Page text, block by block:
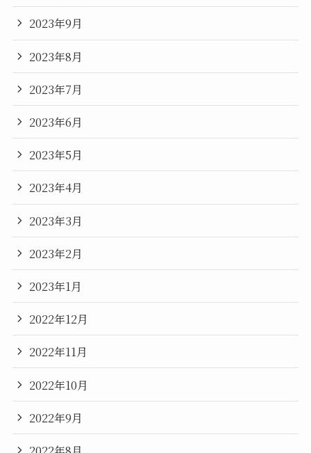
2023年9月
2023年8月
2023年7月
2023年6月
2023年5月
2023年4月
2023年3月
2023年2月
2023年1月
2022年12月
2022年11月
2022年10月
2022年9月